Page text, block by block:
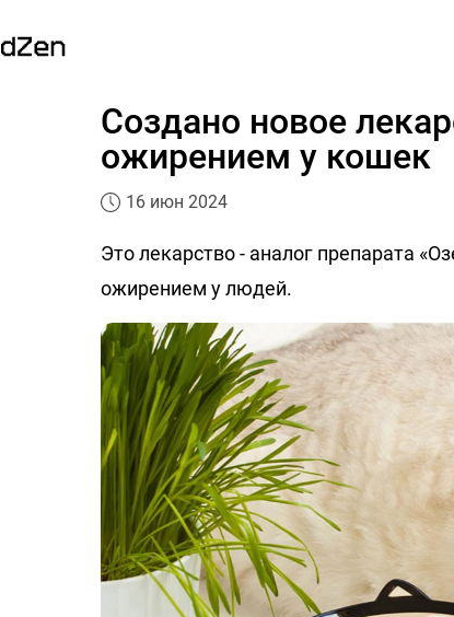
Создано новое
ожирением у кошек
16 июн 2024
Это лекарство - аналог препарата
ожирением у людей.